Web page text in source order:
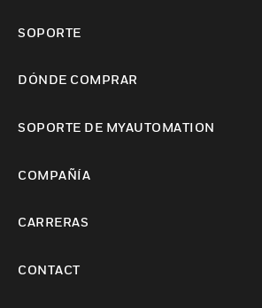
SOPORTE
DÓNDE COMPRAR
SOPORTE DE MYAUTOMATION
COMPAÑÍA
CARRERAS
CONTACT